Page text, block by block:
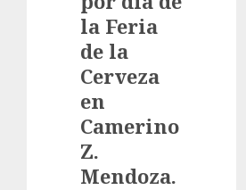
la Feria
de la
Cerveza
en
Camerino
Z.
Mendoza.
mejorada.
Interviene
CASF
JULIO 27,
2026